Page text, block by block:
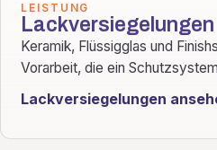
LEISTUNG
Lackversiegelungen
Keramik, Flüssigglas und
Vorarbeit, die ein
Lackversiegelungen